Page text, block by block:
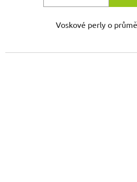
Voskové perly o